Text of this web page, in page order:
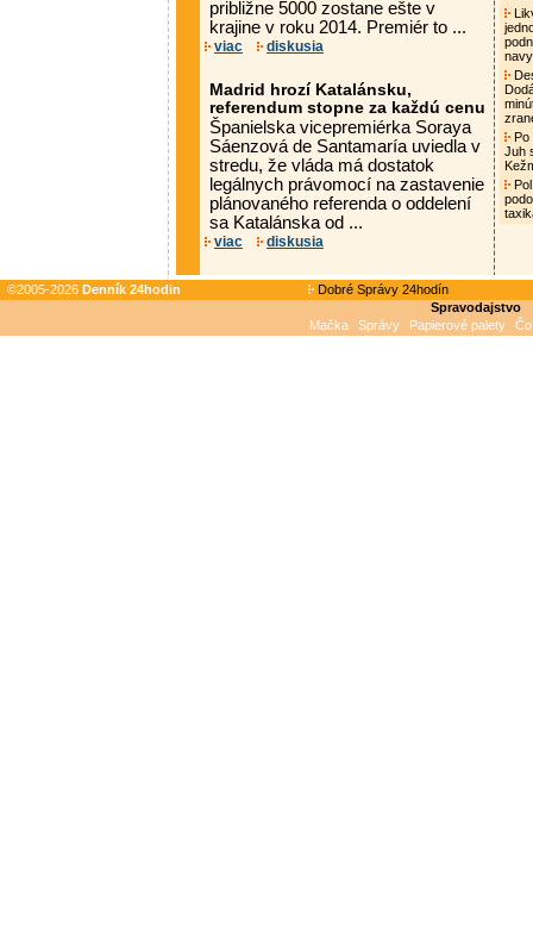
približne 5000 zostane ešte v
krajine v roku 2014. Premiér to ...
viac diskusia
Madrid hrozí Katalánsku,
referendum stopne za každú cenu
Španielska vicepremiérka Soraya
Sáenzová de Santamaría uviedla v
stredu, že vláda má dostatok
legálnych právomocí na zastavenie
plánovaného referenda o oddelení
sa Katalánska od ...
viac diskusia
Po
Juh
©2005-2026 Denník 24hodin
Dobré Správy 24hodín
Spravodajstvo
Mačka
Správy Papierové palety